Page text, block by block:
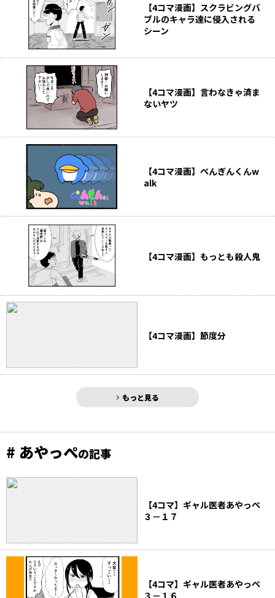
【4コマ漫画】スクラビングバ
ブルのキャラ達に侵入される
シーン
【4コマ漫画】言わなきゃ済ま
ないヤツ
【4コマ漫画】ぺんぎんくんw
alk
【4コマ漫画】もっとも殺人鬼
【4コマ漫画】節度分
もっと見る
# あやっぺの記事
【4コマ】ギャル医者あやっぺ
３－１７
【4コマ】ギャル医者あやっぺ